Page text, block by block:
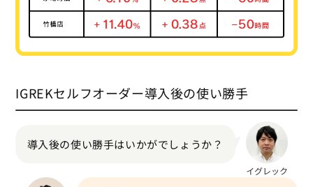
IGREKセルフオーダー導入後の使い勝手
導入後の使い勝手はいかがでしょうか？